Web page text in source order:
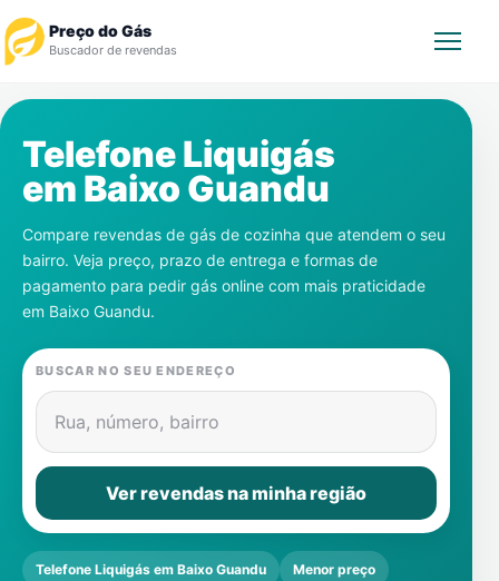
Preço do Gás
Buscador de revendas
Revendedor
Notícias
Cadastre-se
Gás
Contatos
Telefone Liquigás
em Baixo Guandu
Compare revendas de gás de cozinha que atendem o seu
bairro. Veja preço, prazo de entrega e formas de
pagamento para pedir gás online com mais praticidade
em Baixo Guandu.
BUSCAR NO SEU ENDEREÇO
Rua, número, bairro
Ver revendas na minha região
Telefone Liquigás em Baixo Guandu Menor preço